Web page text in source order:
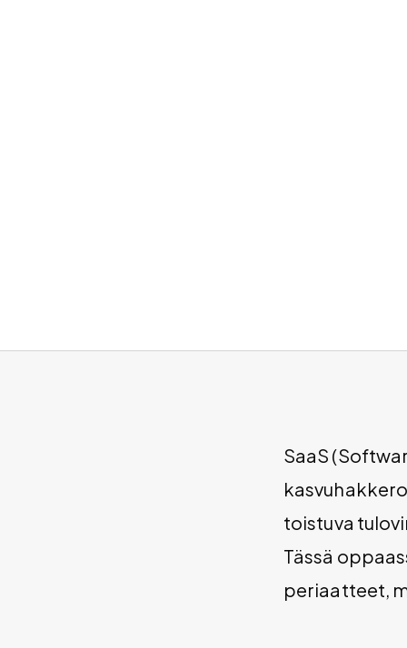
SaaS
toistuva
Tässä
periaatteet,